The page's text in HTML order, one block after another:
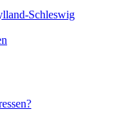
Schleswig